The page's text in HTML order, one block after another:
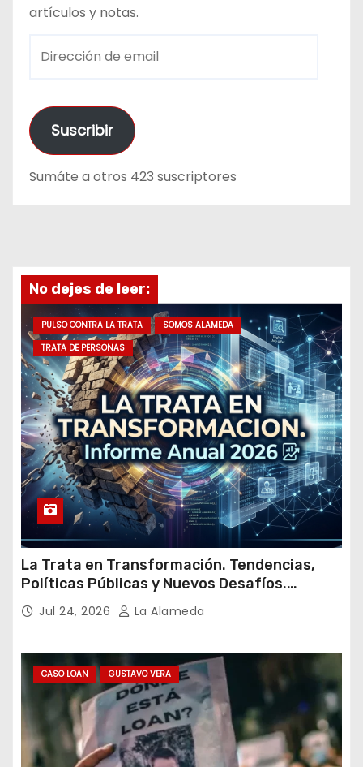
artículos y notas.
e
c
i
e
e
m
a
i
Suscribir
Sumáte a otros 423 suscriptores
No dejes de leer:
PULSO CONTRA LA TRATA
SOMOS ALAMEDA
TRATA DE PERSONAS
La Trata en Transformación. Tendencias,
Políticas Públicas y Nuevos Desafíos.
Argentina y el Mundo – Julio 2026
Jul 24, 2026 La Alameda
CASO LOAN GUSTAVO VERA